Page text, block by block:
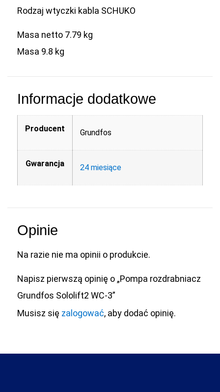
Rodzaj wtyczki kabla SCHUKO
Masa netto 7.79 kg
Masa 9.8 kg
Informacje dodatkowe
Producent Grundfos
Gwarancja 24 miesiące
Opinie
Na razie nie ma opinii o produkcie.
Napisz pierwszą opinię o „Pompa rozdrabniacz
Grundfos Sololift2 WC-3”
Musisz się zalogować, aby dodać opinię.